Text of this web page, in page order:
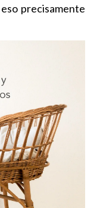
precisamente